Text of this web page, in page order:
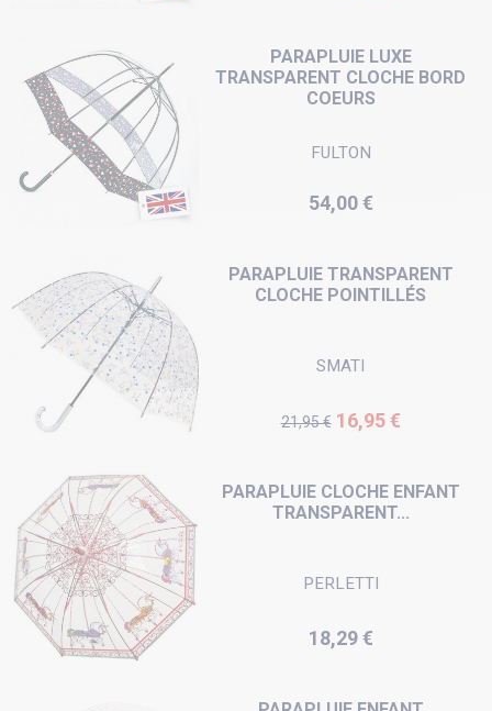
PARAPLUIE LUXE
TRANSPARENT CLOCHE BORD
COEURS
FULTON
Prix
54,00 €
PARAPLUIE TRANSPARENT
CLOCHE POINTILLÉS
SMATI
Prix de base
21,95 € Prix
16,95 €
PARAPLUIE CLOCHE ENFANT
TRANSPARENT...
PERLETTI
Prix
18,29 €